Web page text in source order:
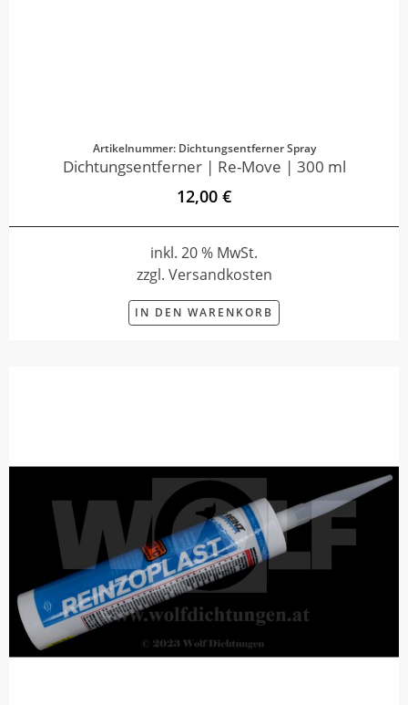
Artikelnummer: Dichtungsentferner Spray
Dichtungsentferner | Re-Move | 300 ml
12,00 €
inkl. 20 % MwSt.
zzgl. Versandkosten
IN DEN WARENKORB